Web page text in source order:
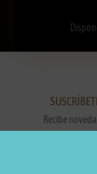
Recibe